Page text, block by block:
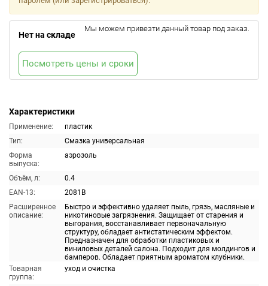
Характеристики
Применение:
пластик
Тип:
Смазка универсальная
Форма
выпуска:
аэрозоль
Объём, л:
0.4
EAN-13:
2081B
Расширенное
описание:
Быстро и эффективно удаляет пыль, грязь, масляные и
никотиновые загрязнения. Защищает от старения и
выгорания, восстанавливает первоначальную
структуру, обладает антистатическим эффектом.
Предназначен для обработки пластиковых и
виниловых деталей салона. Подходит для молдингов и
бамперов. Обладает приятным ароматом клубники.
Товарная
группа:
уход и очистка
Нет на складе
Мы можем привезти данный товар под заказ.
Посмотреть цены и сроки